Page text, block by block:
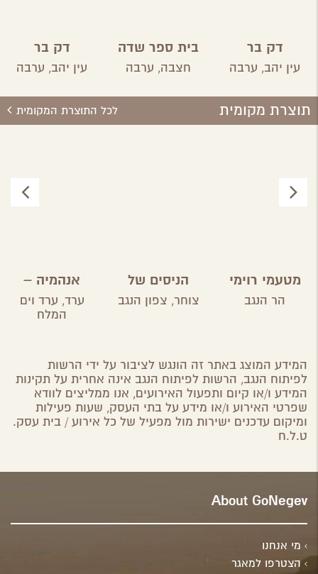
דק בר
עין יהב, ערבה
בית ספר שדה
חצבהחצבה, ערבה
דק בר
עין יהב, ערבה
תוצרת מקומית לכל התוצרת המקומית
מטעמי רוימי
הר הנגב
הניסים של
השף צוחר, צפון הנגב
אנהמיה –
מטבח ביתי
מקומי
ערד, ערד וים
המלח
המידע המוצג באתר זה הונגש לציבור על ידי הרשות
לפיתוח הנגב, הרשות לפיתוח הנגב אינה אחרית על תקינות
המידע ו/או קיום ותפעול האירועים, אנו ממליצים לוודא
שפרטי האירוע ו/או מידע על בתי העסק, שעות פעילות
ומיקום עדכנים ישירות מול מפעיל של כל אירוע / בית עסק.
ט.ל.ח
About GoNegev
מי אנחנו
הצטרפו למאגר